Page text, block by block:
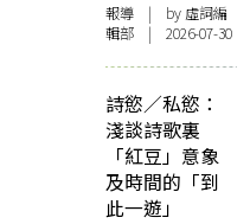
報導 | by 虛詞編
輯部 | 2026-07-30
詩慾／私慾：
淺談詩歌裏
「紅豆」意象
及時間的「到
此一遊」